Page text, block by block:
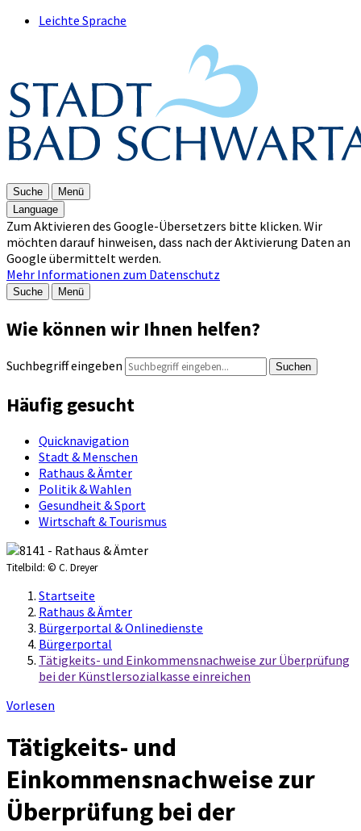
Leichte Sprache
Suche
Menü
Language
Zum Aktivieren des Google-Übersetzers bitte klicken. Wir
möchten darauf hinweisen, dass nach der Aktivierung Daten an
Google übermittelt werden.
Mehr Informationen zum Datenschutz
Suche Menü
Wie können wir Ihnen helfen?
Suchbegriff eingeben Suchen
Häufig gesucht
Quicknavigation
Stadt & Menschen
Rathaus & Ämter
Politik & Wahlen
Gesundheit & Sport
Wirtschaft & Tourismus
Titelbild: © C. Dreyer
Startseite
Rathaus & Ämter
Bürgerportal & Onlinedienste
Bürgerportal
Tätigkeits- und Einkommensnachweise zur Überprüfung
bei der Künstlersozialkasse einreichen
Vorlesen
Tätigkeits- und
Einkommensnachweise zur
Überprüfung bei der